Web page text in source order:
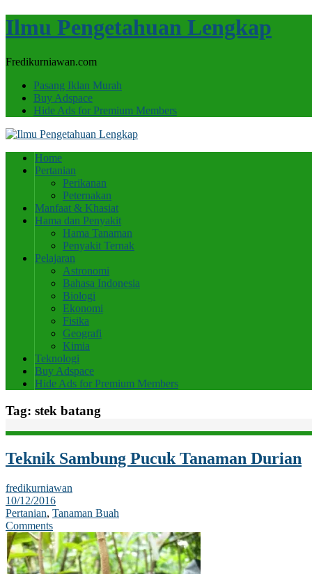
Ilmu Pengetahuan Lengkap
Fredikurniawan.com
Pasang Iklan Murah
Buy Adspace
Hide Ads for Premium Members
Home
Pertanian
Perikanan
Peternakan
Manfaat & Khasiat
Hama dan Penyakit
Hama Tanaman
Penyakit Ternak
Pelajaran
Astronomi
Bahasa Indonesia
Biologi
Ekonomi
Fisika
Geografi
Kimia
Teknologi
Buy Adspace
Hide Ads for Premium Members
Tag: stek batang
Teknik Sambung Pucuk Tanaman Durian
fredikurniawan
10/12/2016
Pertanian, Tanaman Buah
Comments